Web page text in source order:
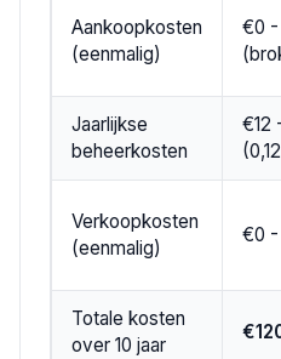
Aankoopkosten
(eenmalig)
€0
Jaarlijkse
beheerkosten
€12
Verkoopkosten
(eenmalig)
€0
Totale kosten
over 10 jaar